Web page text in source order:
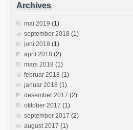
Archives
mai 2019 (1)
september 2018 (1)
juni 2018 (1)
april 2018 (2)
mars 2018 (1)
februar 2018 (1)
januar 2018 (1)
desember 2017 (2)
oktober 2017 (1)
september 2017 (2)
august 2017 (1)